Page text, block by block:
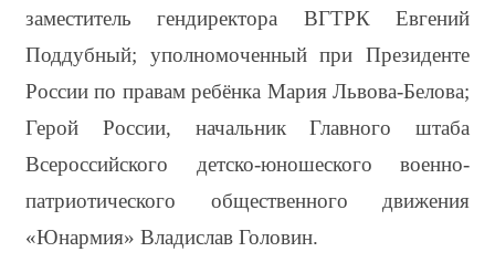
заместитель гендиректора ВГТРК Евгений
Поддубный; уполномоченный при Президенте
России по правам ребёнка Мария Львова-Белова;
Герой России, начальник Главного штаба
Всероссийского детско-юношеского военно-
патриотического общественного движения
«Юнармия» Владислав Головин.